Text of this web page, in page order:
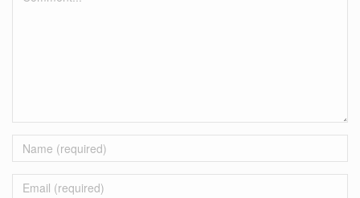
Name
Email